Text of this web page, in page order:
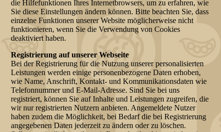
die Hilfefunktionen Ihres Internetbrowsers, um zu erfahren, wie
Sie diese Einstellungen ändern können. Bitte beachten Sie, dass
einzelne Funktionen unserer Website möglicherweise nicht
funktionieren, wenn Sie die Verwendung von Cookies
deaktiviert haben.
Registrierung auf unserer Webseite
Bei der Registrierung für die Nutzung unserer personalisierten
Leistungen werden einige personenbezogene Daten erhoben,
wie Name, Anschrift, Kontakt- und Kommunikationsdaten wie
Telefonnummer und E-Mail-Adresse. Sind Sie bei uns
registriert, können Sie auf Inhalte und Leistungen zugreifen, die
wir nur registrierten Nutzern anbieten. Angemeldete Nutzer
haben zudem die Möglichkeit, bei Bedarf die bei Registrierung
angegebenen Daten jederzeit zu ändern oder zu löschen.